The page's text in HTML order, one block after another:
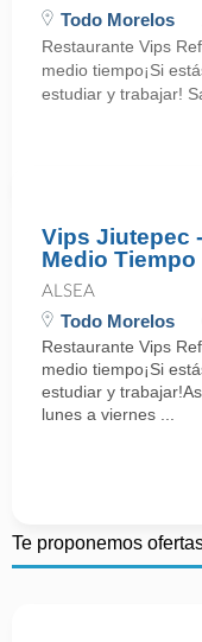
Todo Morelos
Restaurante Vips
medio tiempo¡Si
estudiar y trabajar!
Vips Jiutepec
Medio Tiempo
ALSEA
Todo Morelos
Restaurante Vips
medio tiempo¡Si
estudiar y
lunes a viernes ...
Te proponemos